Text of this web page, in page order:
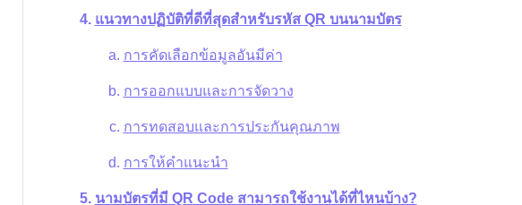
แนวทางปฏิบัติที่ดีที่สุดสำหรับรหัส QR บนนามบัตร
การคัดเลือกข้อมูลอันมีค่า
การออกแบบและการจัดวาง
การทดสอบและการประกันคุณภาพ
การให้คำแนะนำ
นามบัตรที่มี QR Code สามารถใช้งานได้ที่ไหนบ้าง?